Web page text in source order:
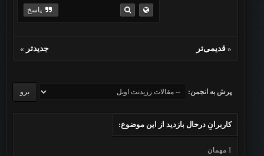
پاسخ
«قدیمی‌تر جدیدتر »
پرش به انجمن:
کاربرانِ درحال بازدید از این موضوع:
1 مهمان